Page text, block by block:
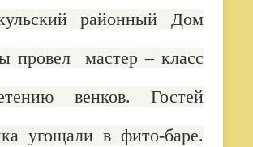
районный Дом
провел мастер – класс
венков. Гостей
угощали в фито-баре.